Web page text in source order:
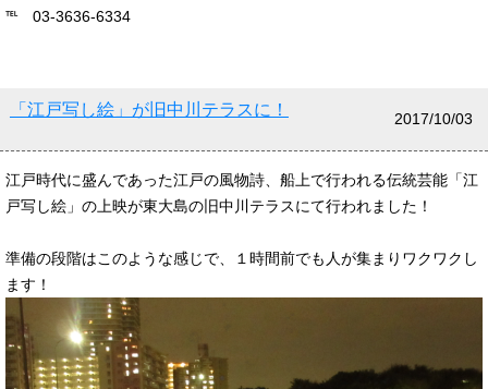
℡ 03-3636-6334
「江戸写し絵」が旧中川テラスに！ 2017/10/03
江戸時代に盛んであった江戸の風物詩、船上で行われる伝統芸能「江
戸写し絵」の上映が東大島の旧中川テラスにて行われました！
準備の段階はこのような感じで、１時間前でも人が集まりワクワクし
ます！